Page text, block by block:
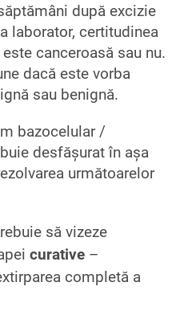
după excizie
laborator, certitudinea
canceroasă sau nu.
dacă este vorba
sau benignă.
bazocelular /
desfășurat în așa
următoarelor
să vizeze
curative –
completă a